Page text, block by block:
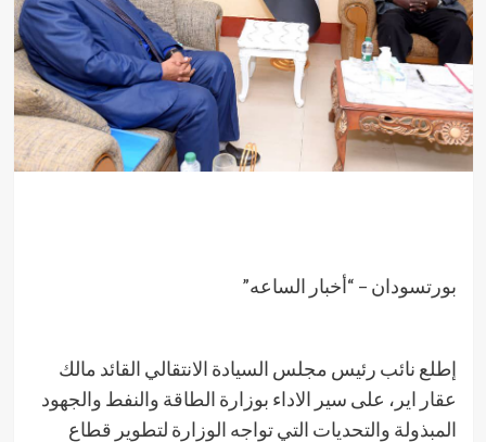
بورتسودان – “أخبار الساعه”
إطلع نائب رئيس مجلس السيادة الانتقالي القائد مالك
عقار اير، على سير الاداء بوزارة الطاقة والنفط والجهود
المبذولة والتحديات التي تواجه الوزارة لتطوير قطاع